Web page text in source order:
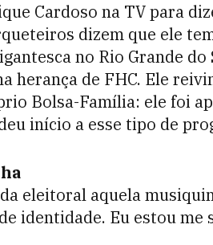
Cardoso na TV para
dizem que ele
no Rio Grande do
herança de FHC. Ele
Bolsa-Família: ele foi
início a esse tipo de
eleitoral aquela
identidade. Eu estou me